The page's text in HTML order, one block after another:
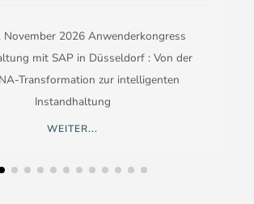
2026 Anwenderkongress
mit SAP in Düsseldorf : Von der
Transformation zur intelligenten
Instandhaltung
WEITER...